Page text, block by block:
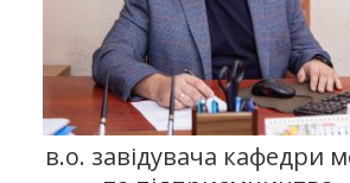
в.о. завідувача кафедри